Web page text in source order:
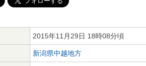
2015年11月29日 18時08分頃
新潟県中越地方